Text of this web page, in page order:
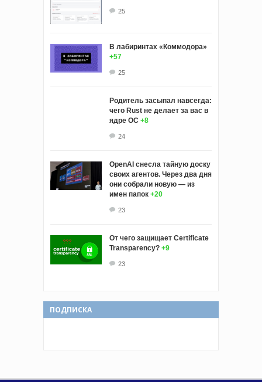
25
В лабиринтах «Коммодора»
+57
25
Родитель засыпал навсегда:
чего Rust не делает за вас в
ядре ОС +8
24
OpenAI снесла тайную доску
своих агентов. Через два дня
они собрали новую — из
имен папок +20
23
От чего защищает Certificate
Transparency? +9
23
ПОДПИСКА